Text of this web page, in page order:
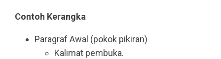
Contoh Kerangka
Paragraf Awal (pokok pikiran)
Kalimat pembuka.